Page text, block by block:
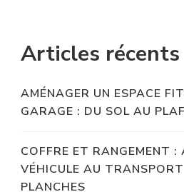
Articles récents
AMÉNAGER UN ESPACE
GARAGE : DU SOL AU
COFFRE ET RANGEMENT :
VÉHICULE AU
PLANCHES